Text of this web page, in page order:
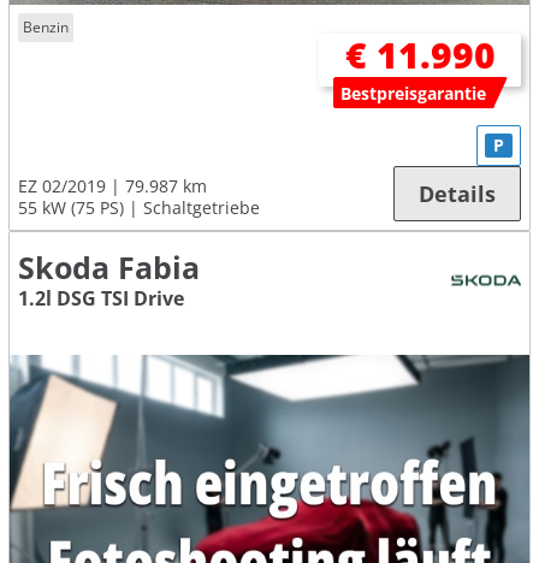
Benzin
€ 11.990
Bestpreisgarantie
EZ 02/2019
79.987 km
55 kW (75 PS)
Schaltgetriebe
P
Details
Skoda Fabia
1.2l DSG TSI Drive